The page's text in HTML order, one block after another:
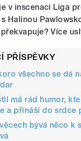
v inscenaci Liga
Halinou
Více
PŘÍSPĚVKY
všechno se dá
má rád humor,
a přináší do srdce
bývá něco k